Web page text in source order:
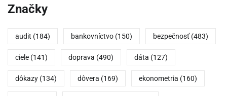
Značky
audit (184) bankovníctvo (150) bezpečnosť (483)
ciele (141) doprava (490) dáta (127)
dôkazy (134) dôvera (169) ekonometria (160)